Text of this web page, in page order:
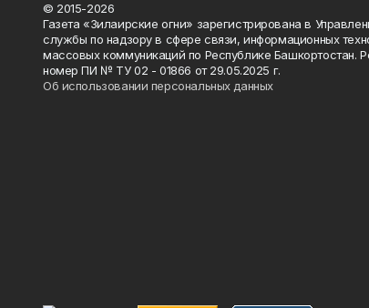
© 2015-2026
Газета «Зилаирские огни» зарегистрирована в
службы по надзору в сфере связи, информационных
массовых коммуникаций по Республике Башкортостан.
номер ПИ № ТУ 02 - 01866 от 29.05.2025 г.
Об использовании персональных данных